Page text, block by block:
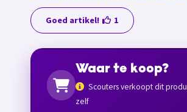
Goed artikel! 1
Waar te koop?
Scouters verkoopt dit
zelf